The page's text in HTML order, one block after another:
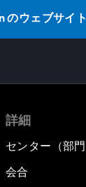
ウェブサイ
詳細
センター（部門
会合